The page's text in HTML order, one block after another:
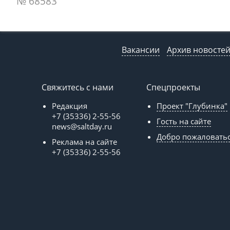
Вакансии Архив новостей
Свяжитесь с нами
Редакция
+7 (35336) 2-55-56
news@saltday.ru
Реклама на сайте
+7 (35336) 2-55-56
Спецпроекты
Проект "Глубинка"
Гость на сайте
Добро